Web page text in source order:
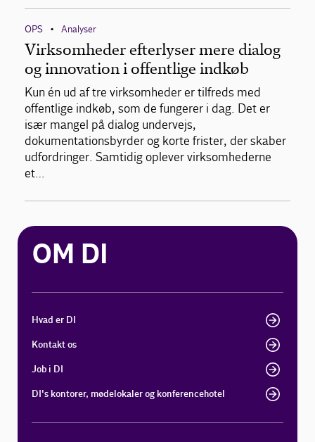
OPS • Analyser
Virksomheder efterlyser mere dialog
og innovation i offentlige indkøb
Kun én ud af tre virksomheder er tilfreds med
offentlige indkøb, som de fungerer i dag. Det er
især mangel på dialog undervejs,
dokumentationsbyrder og korte frister, der skaber
udfordringer. Samtidig oplever virksomhederne
et…
OM DI
Hvad er DI
Kontakt os
Job i DI
DI's kontorer, mødelokaler og konferencehotel